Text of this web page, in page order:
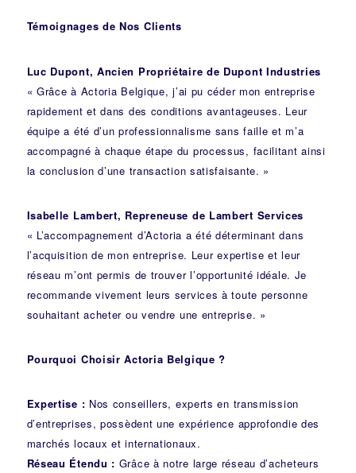
Témoignages de Nos Clients
Luc Dupont, Ancien Propriétaire de Dupont Industries
« Grâce à Actoria Belgique, j’ai pu céder mon entreprise
rapidement et dans des conditions avantageuses. Leur
équipe a été d’un professionnalisme sans faille et m’a
accompagné à chaque étape du processus, facilitant ainsi
la conclusion d’une transaction satisfaisante. »
Isabelle Lambert, Repreneuse de Lambert Services
« L’accompagnement d’Actoria a été déterminant dans
l’acquisition de mon entreprise. Leur expertise et leur
réseau m’ont permis de trouver l’opportunité idéale. Je
recommande vivement leurs services à toute personne
souhaitant acheter ou vendre une entreprise. »
Pourquoi Choisir Actoria Belgique ?
Expertise : Nos conseillers, experts en transmission
d’entreprises, possèdent une expérience approfondie des
marchés locaux et internationaux.
Réseau Étendu : Grâce à notre large réseau d’acheteurs